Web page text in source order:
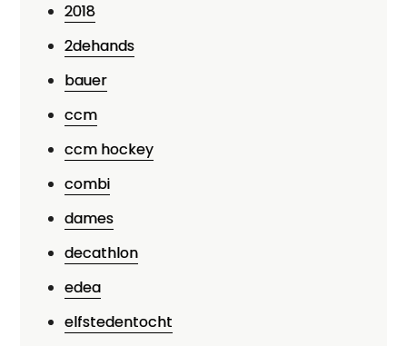
2018
2dehands
bauer
ccm
ccm hockey
combi
dames
decathlon
edea
elfstedentocht